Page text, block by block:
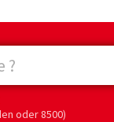
oder 8500)